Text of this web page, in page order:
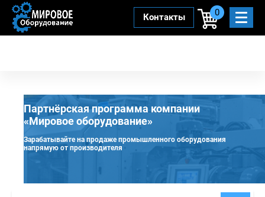
Контакты 0
Партнёрская программа компании
«Мировое оборудование»
Зарабатывайте на продаже промышленного оборудования
напрямую от производителя